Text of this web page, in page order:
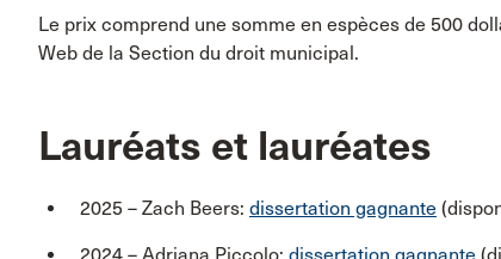
Le prix comprend une somme en espèces de 500
Web de la Section du droit municipal.
Lauréats et lauréates
2025 – Zach Beers: dissertation gagnante